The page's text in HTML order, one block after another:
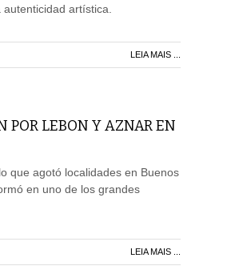
artística.
LEIA MAIS ...
POR LEBON Y AZNAR EN
que agotó localidades en Buenos
en uno de los grandes
LEIA MAIS ...